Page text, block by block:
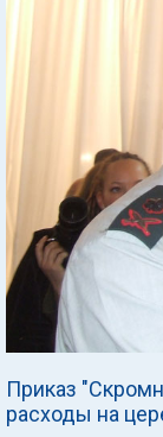
Приказ
расходы на